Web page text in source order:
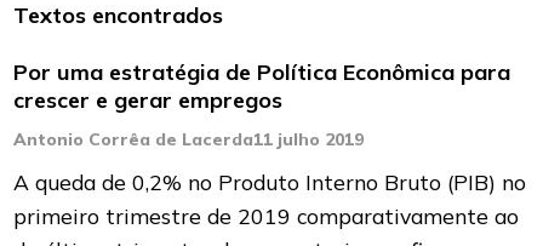
Textos encontrados
Por uma estratégia de Política Econômica para
crescer e gerar empregos
Antonio Corrêa de Lacerda11 julho 2019
A queda de 0,2% no Produto Interno Bruto (PIB) no
primeiro trimestre de 2019 comparativamente ao